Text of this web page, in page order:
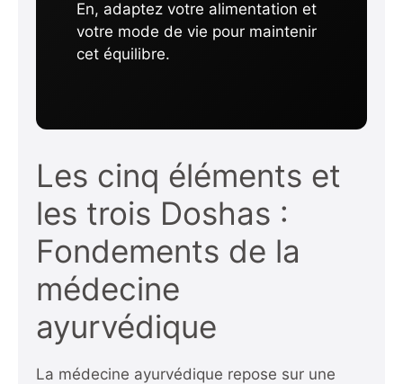
En, adaptez votre alimentation et
votre mode de vie pour maintenir
cet équilibre.
Les cinq éléments et
les trois Doshas :
Fondements de la
médecine
ayurvédique
La médecine ayurvédique repose sur une